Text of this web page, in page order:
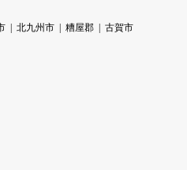
北九州市 糟屋郡
古賀市